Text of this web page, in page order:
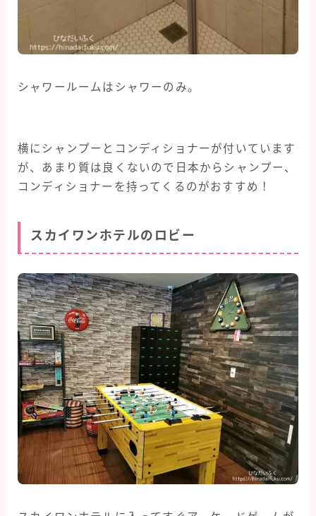
シャワールームはシャワーのみ。
横にシャンプーとコンディショナーが付いています
が、あまり質は良くないので日本からシャンプー、
コンディショナーを持ってくるのがおすすめ！
スカイワンホテルのロビー